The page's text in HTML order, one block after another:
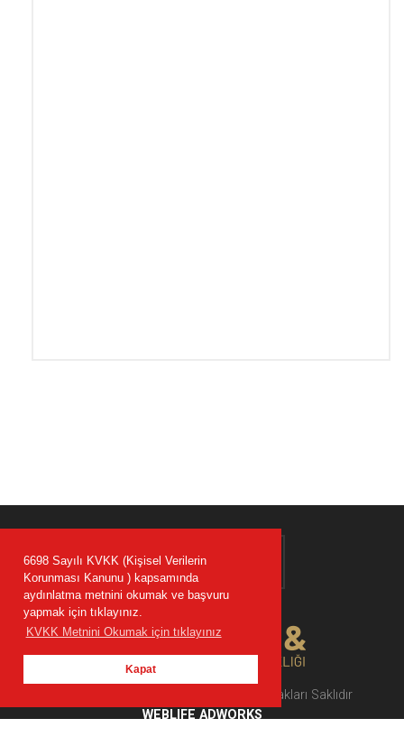
6698 Sayılı KVKK (Kişisel Verilerin
Korunması Kanunu ) kapsamında
aydınlatma metnini okumak ve başvuru
yapmak için tıklayınız.
KVKK Metnini Okumak için tıklayınız
Kapat
2022 © EA Hukuk Danışmanlık Bütün Hakları Saklıdır
WEBLIFE ADWORKS